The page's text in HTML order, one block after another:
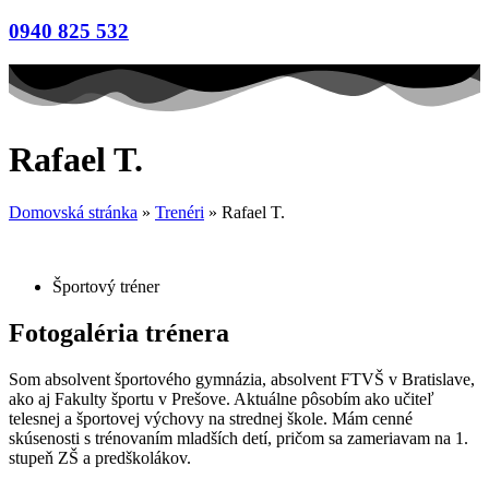
0940 825 532
Rafael T.
Domovská stránka » Trenéri » Rafael T.
Športový tréner
Fotogaléria trénera
Som absolvent športového gymnázia, absolvent FTVŠ v Bratislave,
ako aj Fakulty športu v Prešove. Aktuálne pôsobím ako učiteľ
telesnej a športovej výchovy na strednej škole. Mám cenné
skúsenosti s trénovaním mladších detí, pričom sa zameriavam na 1.
stupeň ZŠ a predškolákov.